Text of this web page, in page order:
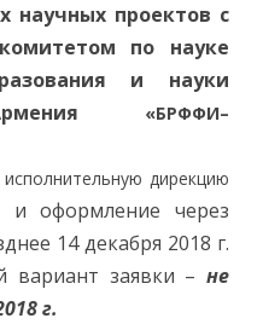
научных проектов с
по науке
и науки
«БРФФИ–
дирекцию
и оформление через
14 декабря 2018 г.
вариант заявки – не
г.